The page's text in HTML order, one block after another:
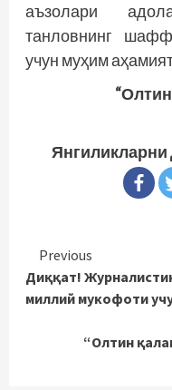
аъзолари
танловнинг
учун муҳим
Янгиликларни
Continue
Reading
Previous
Диққат!
миллий мукофоти
“Олтин